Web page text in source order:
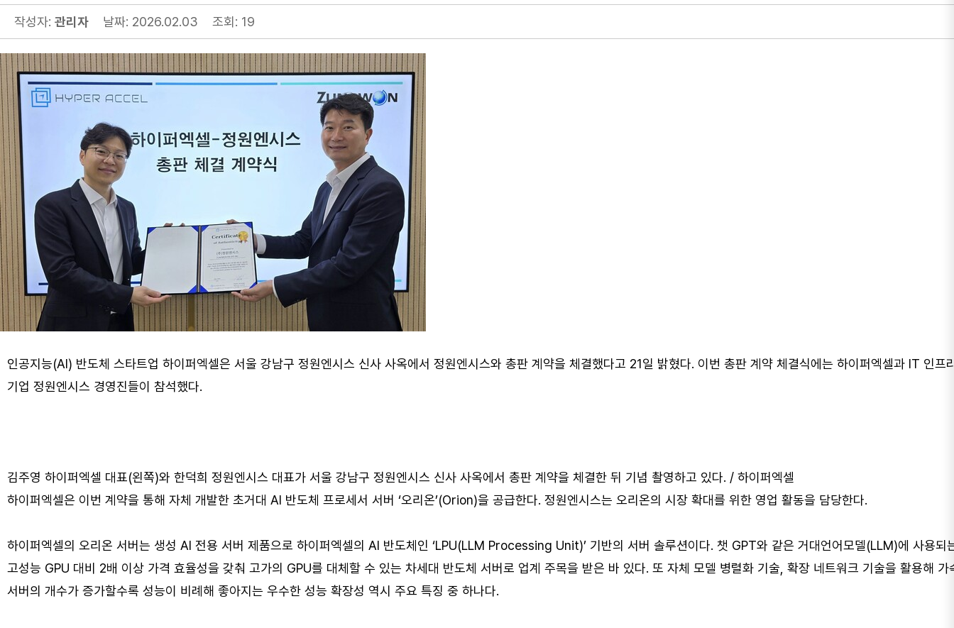
작성자: 관리자 날짜: 2026.02.03 조회: 19
인공지능(AI) 반도체 스타트업 하이퍼엑셀은 서울 강남구 정원엔시스 신사 사옥에서 정원엔시스와 총판 계약을 체결했다고 21일 밝혔다. 이번 총판 계약 체결식에는 하이퍼엑셀과 IT 인프
기업 정원엔시스 경영진들이 참석했다.
김주영 하이퍼엑셀 대표(왼쪽)와 한덕희 정원엔시스 대표가 서울 강남구 정원엔시스 신사 사옥에서 총판 계약을 체결한 뒤 기념 촬영하고 있다. / 하이퍼엑셀
하이퍼엑셀은 이번 계약을 통해 자체 개발한 초거대 AI 반도체 프로세서 서버 ‘오리온’(Orion)을 공급한다. 정원엔시스는 오리온의 시장 확대를 위한 영업 활동을 담당한다.
하이퍼엑셀의 오리온 서버는 생성 AI 전용 서버 제품으로 하이퍼엑셀의 AI 반도체인 ‘LPU(LLM Processing Unit)’ 기반의 서버 솔루션이다. 챗 GPT와 같은 거대언어모델(LLM)에 사용되
고성능 GPU 대비 2배 이상 가격 효율성을 갖춰 고가의 GPU를 대체할 수 있는 차세대 반도체 서버로 업계 주목을 받은 바 있다. 또 자체 모델 병렬화 기술, 확장 네트워크 기술을 활용해 가
서버의 개수가 증가할수록 성능이 비례해 좋아지는 우수한 성능 확장성 역시 주요 특징 중 하나다.